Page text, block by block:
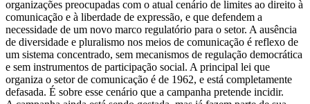
regulatório
das
comunicações
organizações preocupadas com o atual cenário de limites ao direito à
comunicação e à liberdade de expressão, e que defendem a
necessidade de um novo marco regulatório para o setor. A ausência
de diversidade e pluralismo nos meios de comunicação é reflexo de
um sistema concentrado, sem mecanismos de regulação democrática
e sem instrumentos de participação social. A principal lei que
organiza o setor de comunicação é de 1962, e está completamente
defasada. É sobre esse cenário que a campanha pretende incidir.